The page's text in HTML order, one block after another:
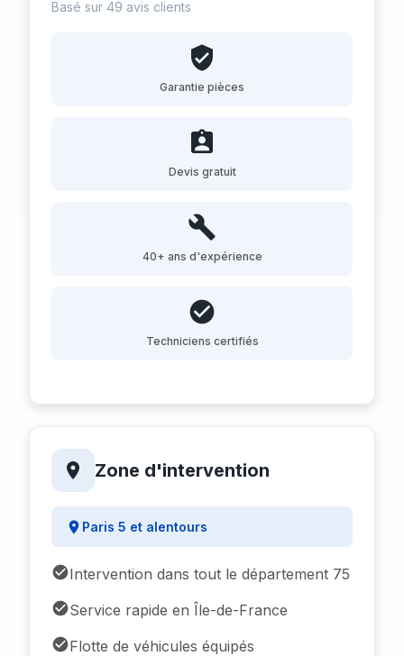
Basé sur 49 avis clients
Garantie pièces
Devis gratuit
40+ ans d'expérience
Techniciens certifiés
Zone d'intervention
Paris 5 et alentours
Intervention dans tout le département 75
Service rapide en Île-de-France
Flotte de véhicules équipés